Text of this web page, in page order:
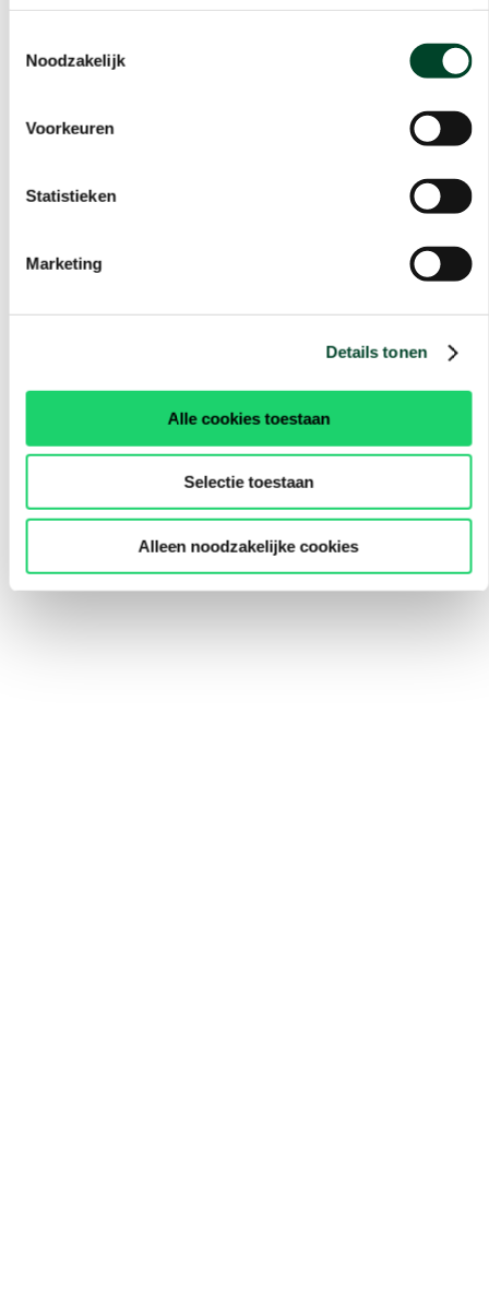
Noodzakelijk
Voorkeuren
Statistieken
Marketing
Details tonen
Alle cookies toestaan
Selectie toestaan
Alleen noodzakelijke cookies